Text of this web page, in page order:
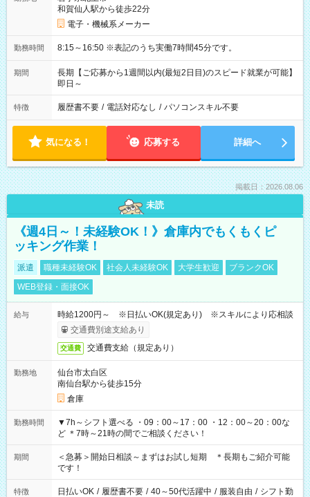
和賀仙人駅から徒歩22分
電子・機械系メーカー
勤務時間 8:15～16:50 ※表記のうち実働7時間45分です。
期間
長期【ご応募から1週間以内(最短2日目)のスピード就業が可能】
即日～
特徴 履歴書不要 / 電話対応なし / パソコンスキル不要
気になる！ 応募する 詳細へ
掲載日：2026.08.06
未読
《週4日～！未経験OK！》倉庫内でもくもくピ
ッキング作業！
派遣 職種未経験OK 社会人未経験OK 大学生歓迎
ブランクOK
WEB登録・面接OK
給与
時給1200円～ ※日払いOK(規定あり) ※スキルにより応相談
交通費別途支給あり
交通費 交通費支給（規定あり）
勤務地
仙台市太白区
南仙台駅から徒歩15分
倉庫
勤務時間
▼7h～シフト選べる ・09：00～17：00 ・12：00～20：00な
ど ＊7時～21時の間でご相談ください！
期間
＜急募＞開始日相談～まずはお試し短期 ＊長期もご紹介可能
です！
特徴 日払いOK / 履歴書不要 / 40～50代活躍中 / 服装自由 / シフト勤